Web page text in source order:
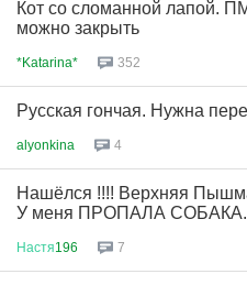
Кот со сломанной лапой.
можно закрыть
*Katarina* 352
Русская гончая. Нужна
alyonkina 4
Нашёлся !!!! Верхняя
У меня ПРОПАЛА СОБАКА.
Настя196 7